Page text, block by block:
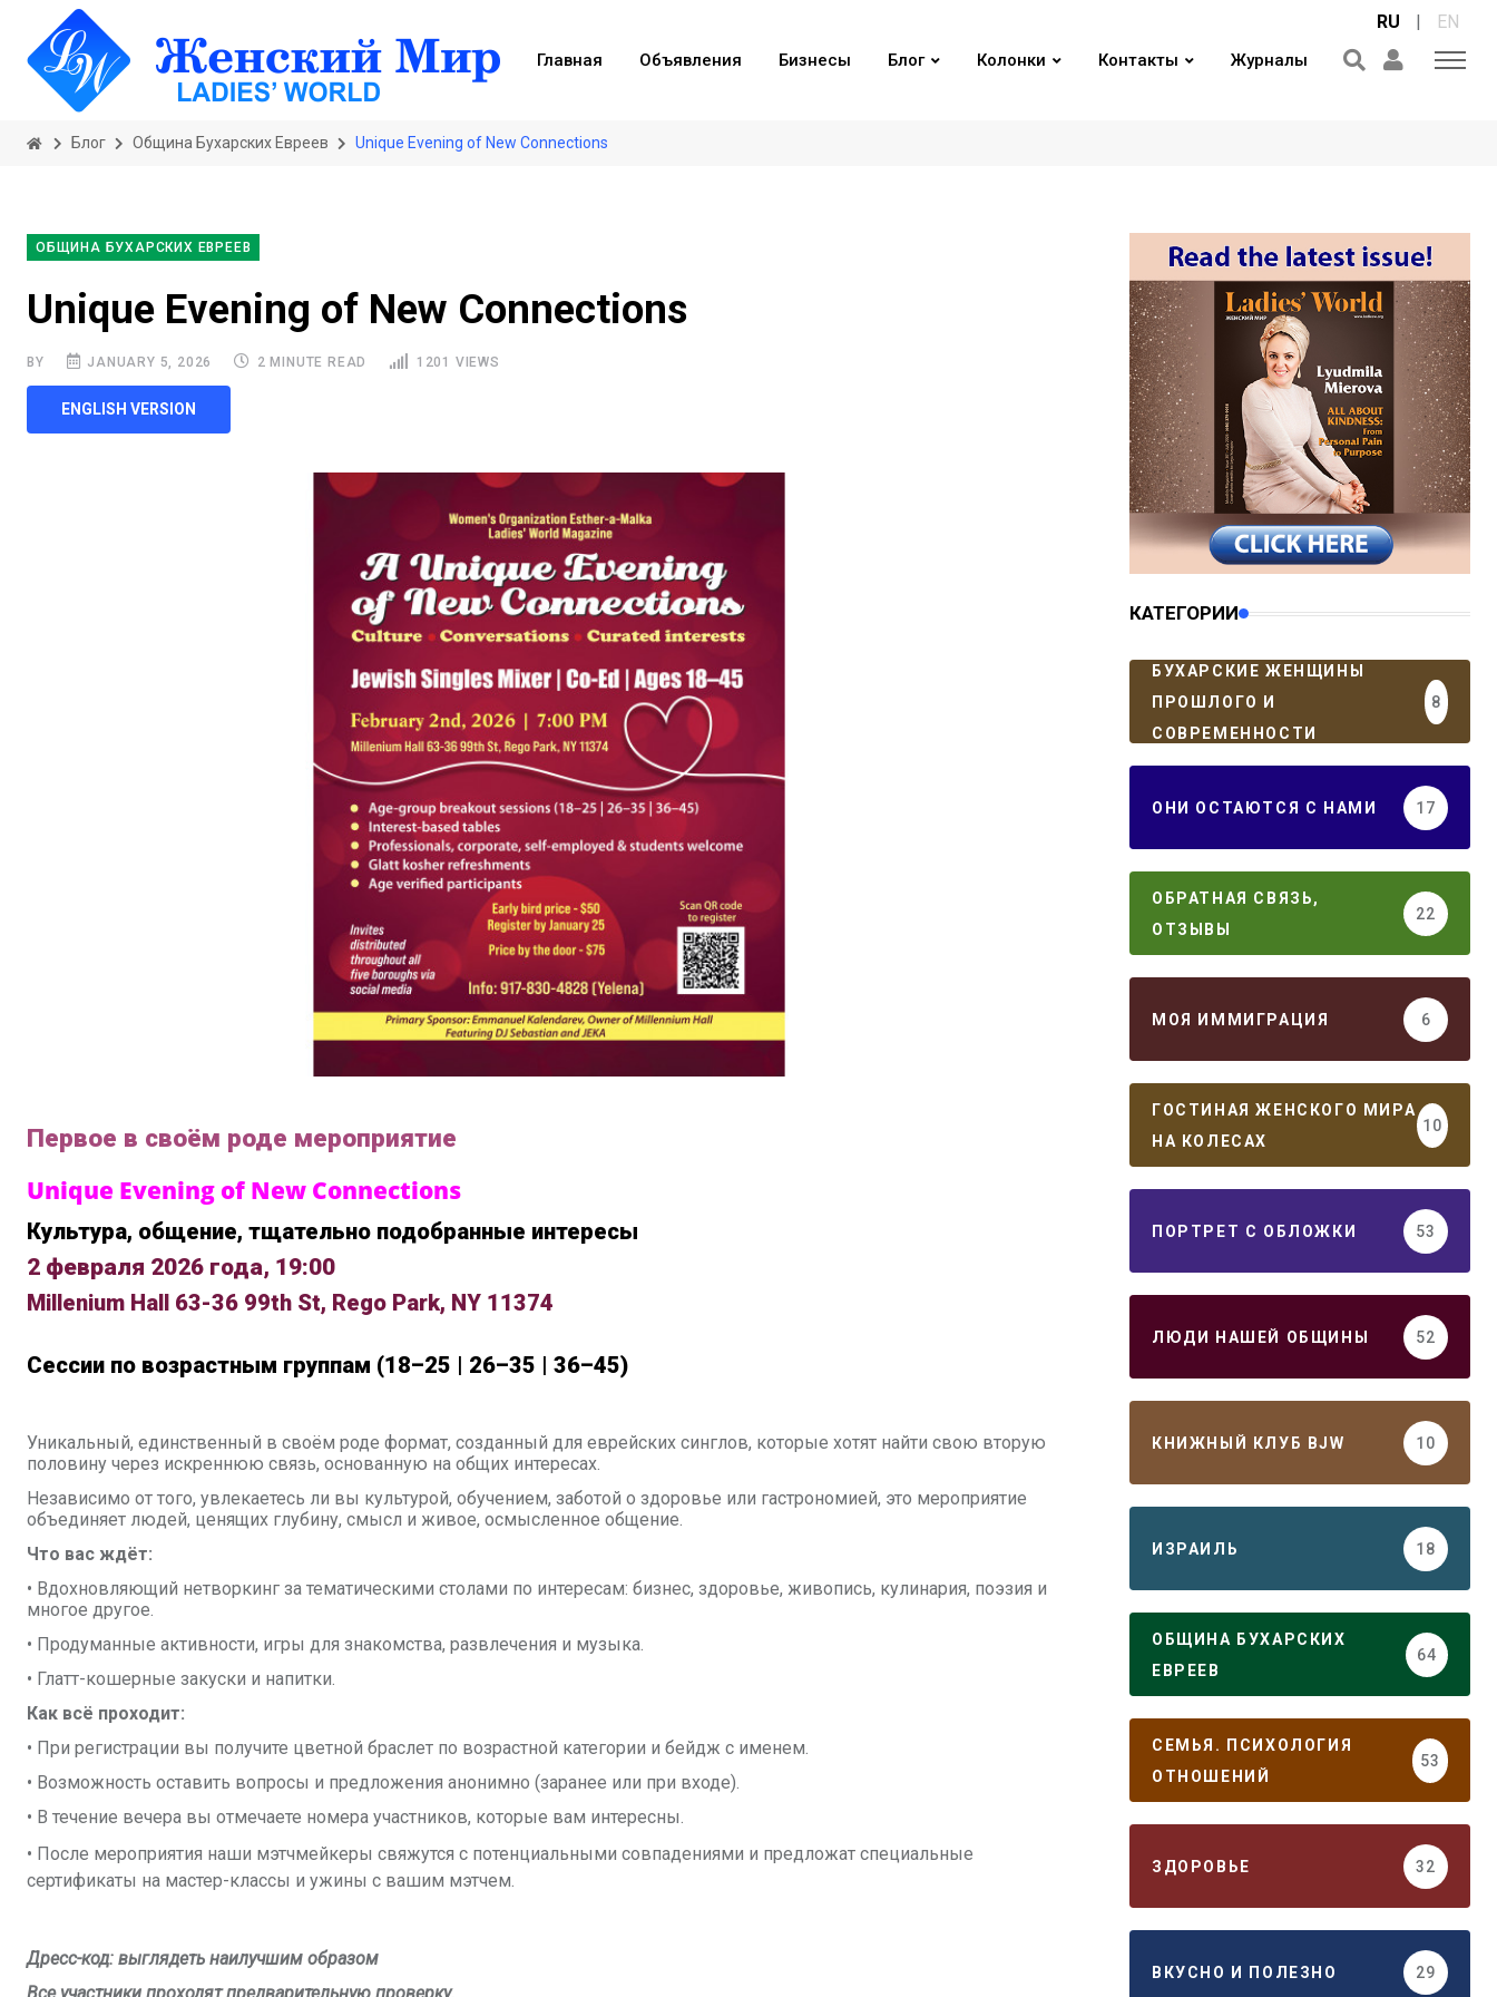
Главная Объявления Бизнесы Блог Колонки Контакты Журналы
RU | EN
Блог Община Бухарских Евреев Unique Evening of New Connections
ОБЩИНА БУХАРСКИХ ЕВРЕЕВ
Unique Evening of New Connections
BY JANUARY 5, 2026 2 MINUTE READ 1201 VIEWS
ENGLISH VERSION
Первое в своём роде мероприятие
Unique Evening of New Connections
Культура, общение, тщательно подобранные интересы
2 февраля 2026 года, 19:00
Millenium Hall 63-36 99th St, Rego Park, NY 11374
Сессии по возрастным группам (18–25 | 26–35 | 36–45)
Уникальный, единственный в своём роде формат, созданный для еврейских синглов, которые хотят найти свою вторую
половину через искреннюю связь, основанную на общих интересах.
Независимо от того, увлекаетесь ли вы культурой, обучением, заботой о здоровье или гастрономией, это мероприятие
объединяет людей, ценящих глубину, смысл и живое, осмысленное общение.
Что вас ждёт:
• Вдохновляющий нетворкинг за тематическими столами по интересам: бизнес, здоровье, живопись, кулинария, поэзия и
многое другое.
• Продуманные активности, игры для знакомства, развлечения и музыка.
• Глатт-кошерные закуски и напитки.
Как всё проходит:
• При регистрации вы получите цветной браслет по возрастной категории и бейдж с именем.
• Возможность оставить вопросы и предложения анонимно (заранее или при входе).
• В течение вечера вы отмечаете номера участников, которые вам интересны.
• После мероприятия наши мэтчмейкеры свяжутся с потенциальными совпадениями и предложат специальные
сертификаты на мастер-классы и ужины с вашим мэтчем.
Дресс-код: выглядеть наилучшим образом
КАТЕГОРИИ
БУХАРСКИЕ ЖЕНЩИНЫ
ПРОШЛОГО И
СОВРЕМЕННОСТИ
8
ОНИ ОСТАЮТСЯ С НАМИ 17
ОБРАТНАЯ СВЯЗЬ,
ОТЗЫВЫ
22
МОЯ ИММИГРАЦИЯ 6
ГОСТИНАЯ ЖЕНСКОГО МИРА
НА КОЛЕСАХ
10
ПОРТРЕТ С ОБЛОЖКИ 53
ЛЮДИ НАШЕЙ ОБЩИНЫ 52
КНИЖНЫЙ КЛУБ BJW 10
ИЗРАИЛЬ 18
ОБЩИНА БУХАРСКИХ
ЕВРЕЕВ
64
СЕМЬЯ. ПСИХОЛОГИЯ
ОТНОШЕНИЙ
53
ЗДОРОВЬЕ 32
ВКУСНО И ПОЛЕЗНО 29